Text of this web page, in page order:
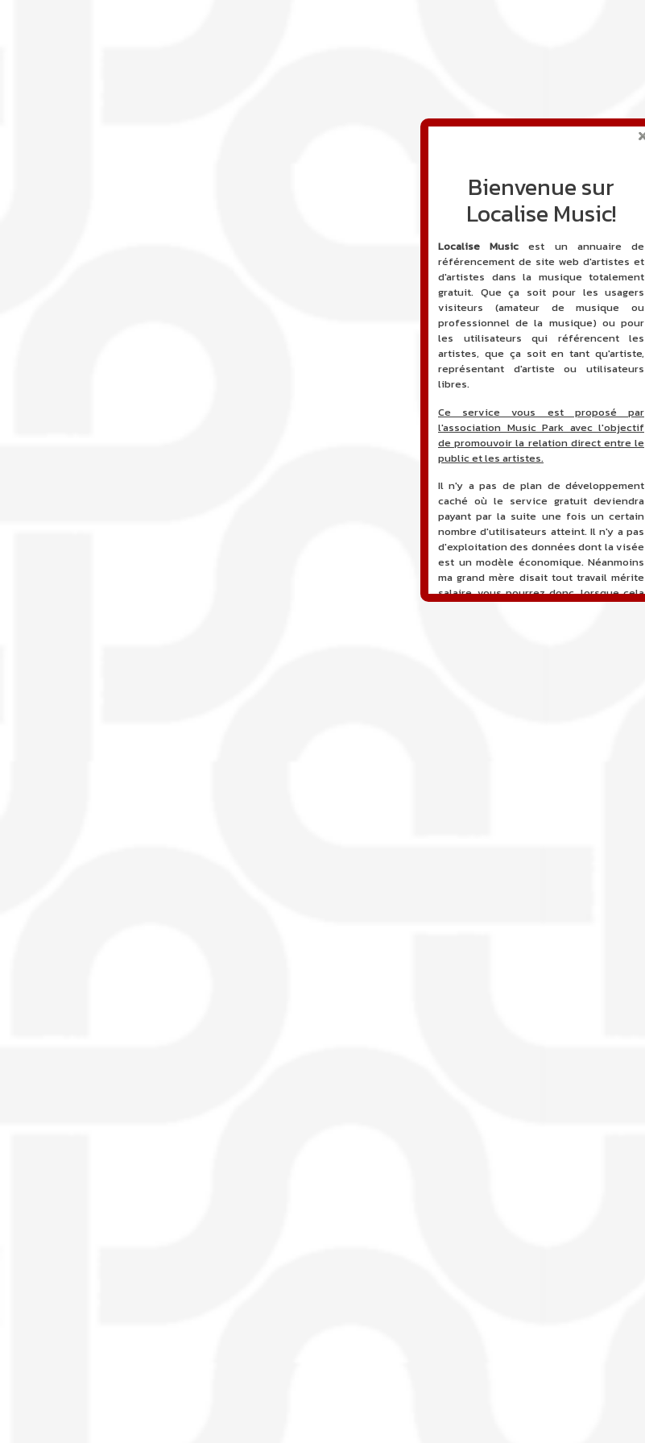
Bienvenue sur
Localise Music!
Localise Music est un annuaire de
référencement de site web d'artistes et
d'artistes dans la musique totalement
gratuit. Que ça soit pour les usagers
visiteurs (amateur de musique ou
professionnel de la musique) ou pour
les utilisateurs qui référencent les
artistes, que ça soit en tant qu'artiste,
représentant d'artiste ou utilisateurs
libres.
Ce service vous est proposé par
l'association Music Park avec l'objectif
de promouvoir la relation direct entre le
public et les artistes.
Il n'y a pas de plan de développement
caché où le service gratuit deviendra
payant par la suite une fois un certain
nombre d'utilisateurs atteint. Il n'y a pas
d'exploitation des données dont la visée
est un modèle économique. Néanmoins
ma grand mère disait tout travail mérite
salaire, vous pourrez donc, lorsque cela